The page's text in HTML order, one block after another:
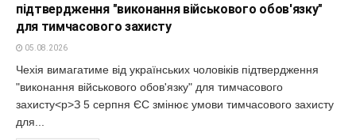
підтвердження "виконання військового обов'язку"
для тимчасового захисту
05.08.2026
Чехія вимагатиме від українських чоловіків підтвердження
"виконання військового обов'язку" для тимчасового
захисту<p>З 5 серпня ЄС змінює умови тимчасового захисту
для...